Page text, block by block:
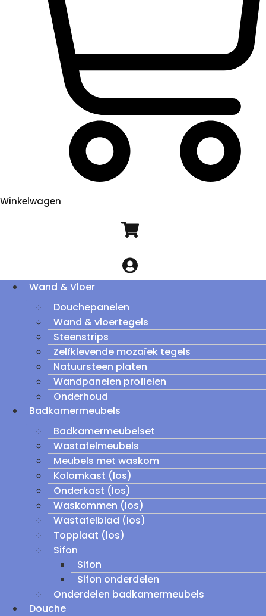
Winkelwagen
Wand & Vloer
Douchepanelen
Wand & vloertegels
Steenstrips
Zelfklevende mozaïek tegels
Natuursteen platen
Wandpanelen profielen
Onderhoud
Badkamermeubels
Badkamermeubelset
Wastafelmeubels
Meubels met waskom
Kolomkast (los)
Onderkast (los)
Waskommen (los)
Wastafelblad (los)
Topplaat (los)
Sifon
Sifon
Sifon onderdelen
Onderdelen badkamermeubels
Douche